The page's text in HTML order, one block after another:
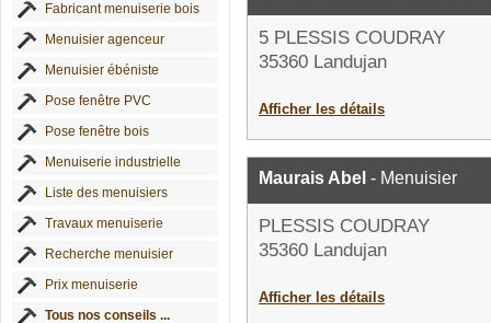
Fabricant menuiserie bois
Menuisier agenceur
Menuisier ébéniste
Pose fenêtre PVC
Pose fenêtre bois
Menuiserie industrielle
Liste des menuisiers
Travaux menuiserie
Recherche menuisier
Prix menuiserie
Tous nos conseils ...
5 PLESSIS COUDRAY
35360 Landujan
Afficher les détails
Maurais Abel - Menuisier
PLESSIS COUDRAY
35360 Landujan
Afficher les détails